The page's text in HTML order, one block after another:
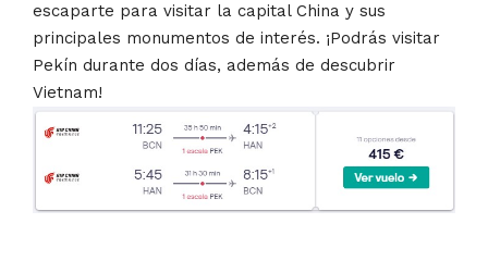
escaparte para visitar la capital China y sus
principales monumentos de interés. ¡Podrás visitar
Pekín durante dos días, además de descubrir
Vietnam!